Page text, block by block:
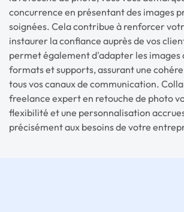
concurrence en présentant des images
soignées. Cela contribue à renforcer
instaurer la confiance auprès de vos
permet également d'adapter les images
formats et supports, assurant une
tous vos canaux de communication.
freelance expert en retouche de photo
flexibilité et une personnalisation
précisément aux besoins de votre